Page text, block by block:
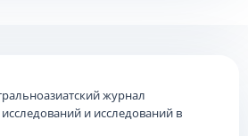
журнал
и исследований в